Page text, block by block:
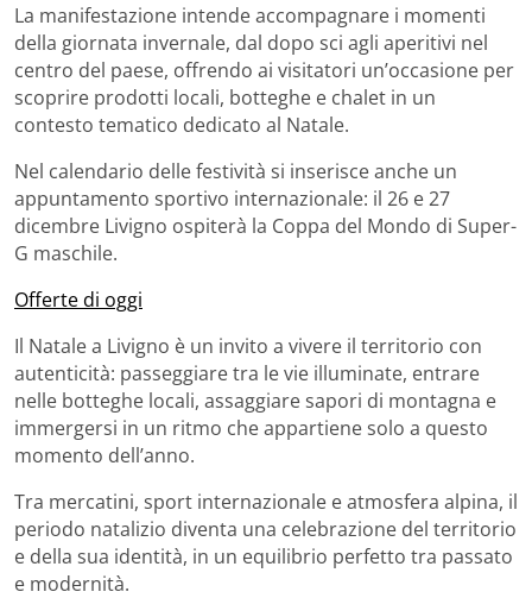
La manifestazione intende accompagnare i momenti
della giornata invernale, dal dopo sci agli aperitivi nel
centro del paese, offrendo ai visitatori un’occasione per
scoprire prodotti locali, botteghe e chalet in un
contesto tematico dedicato al Natale.
Nel calendario delle festività si inserisce anche un
appuntamento sportivo internazionale: il 26 e 27
dicembre Livigno ospiterà la Coppa del Mondo di Super-
G maschile.
Offerte di oggi
Il Natale a Livigno è un invito a vivere il territorio con
autenticità: passeggiare tra le vie illuminate, entrare
nelle botteghe locali, assaggiare sapori di montagna e
immergersi in un ritmo che appartiene solo a questo
momento dell’anno.
Tra mercatini, sport internazionale e atmosfera alpina, il
periodo natalizio diventa una celebrazione del territorio
e della sua identità, in un equilibrio perfetto tra passato
e modernità.